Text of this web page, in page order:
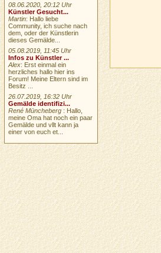
08.06.2020, 20:12 Uhr
Künstler Gesucht...
Martin: Hallo liebe
Community, ich suche nach
dem, oder der Künstlerin
dieses Gemälde...
05.08.2019, 11:45 Uhr
Infos zu Künstler ...
Alex: Erst einmal ein
herzliches hallo hier ins
Forum! Meine Eltern sind im
Besitz ...
26.07.2019, 16:32 Uhr
Gemälde identifizi...
René Müncheberg : Hallo,
meine Oma hat noch ein paar
Gemälde und vllt kann ja
einer von euch et...